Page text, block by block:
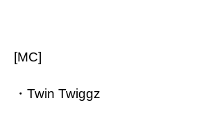
[MC]
・Twin Twiggz